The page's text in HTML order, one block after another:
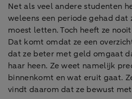
Net als veel andere studenten
weleens een periode gehad dat
moest letten. Toch heeft ze
Dat komt omdat ze een
dat ze beter met geld omgaat
haar heen. Ze weet namelijk
binnenkomt en wat eruit gaat.
vindt daarom dat ze bewust